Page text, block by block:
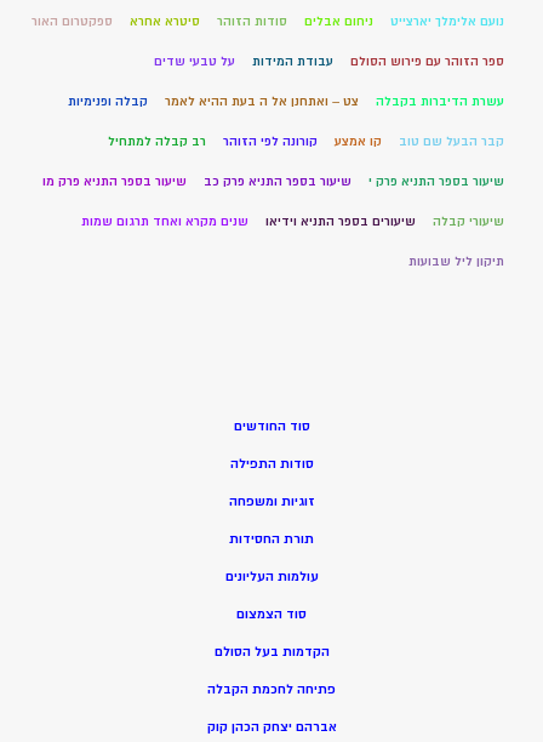
נועם אלימלך יארצייט ניחום אבלים סודות הזוהר סיטרא אחרא ספקטרום האור
ספר הזוהר עם פירוש הסולם עבודת המידות על טבעי שדים
עשרת הדיברות בקבלה צט – ואתחנן אל ה בעת ההיא לאמר קבלה ופנימיות
קבר הבעל שם טוב קו אמצע קורונה לפי הזוהר רב קבלה למתחיל
שיעור בספר התניא פרק י שיעור בספר התניא פרק כב שיעור בספר התניא פרק מו
שיעורי קבלה שיעורים בספר התניא וידיאו שנים מקרא ואחד תרגום שמות
תיקון ליל שבועות
סוד החודשים
סודות התפילה
זוגיות ומשפחה
תורת החסידות
עולמות העליונים
סוד הצמצום
הקדמות בעל הסולם
פתיחה לחכמת הקבלה
אברהם יצחק הכהן קוק